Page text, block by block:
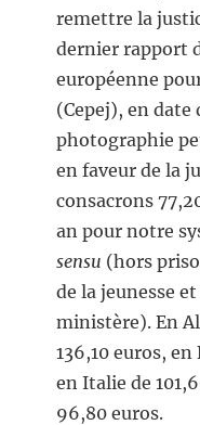
remettre la
dernier rapport
européenne
(Cepej), en date
photographie
en faveur de la
consacrons
an pour notre
sensu (hors
de la jeunesse
ministère). En
136,10 euros,
en Italie de
96,80 euros.